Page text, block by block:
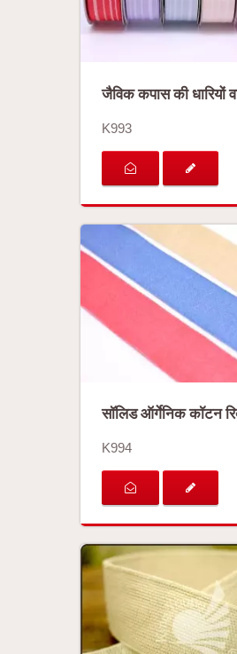
जैविक कपास की धारियों
K993
सॉलिड ऑर्गेनिक कॉटन
K994